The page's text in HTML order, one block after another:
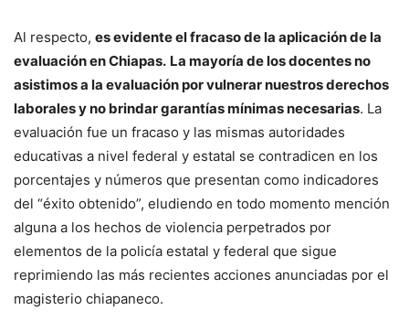
Al respecto, es evidente el fracaso de la aplicación de la
evaluación en Chiapas. La mayoría de los docentes no
asistimos a la evaluación por vulnerar nuestros derechos
laborales y no brindar garantías mínimas necesarias. La
evaluación fue un fracaso y las mismas autoridades
educativas a nivel federal y estatal se contradicen en los
porcentajes y números que presentan como indicadores
del “éxito obtenido”, eludiendo en todo momento mención
alguna a los hechos de violencia perpetrados por
elementos de la policía estatal y federal que sigue
reprimiendo las más recientes acciones anunciadas por el
magisterio chiapaneco.